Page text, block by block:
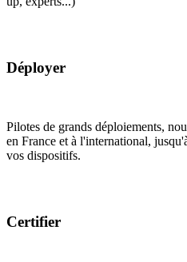
Déployer
Pilotes de grands déploiements,
en France et à l'international,
vos dispositifs.
Certifier